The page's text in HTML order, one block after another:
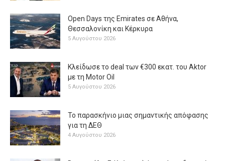
Open Days της Emirates σε Αθήνα,
Θεσσαλονίκη και Κέρκυρα
5 Αυγούστου 2026
Κλείδωσε το deal των €300 εκατ. του Aktor
με τη Μotor Oil
5 Αυγούστου 2026
Το παρασκήνιο μιας σημαντικής απόφασης
για τη ΔΕΘ
4 Αυγούστου 2026